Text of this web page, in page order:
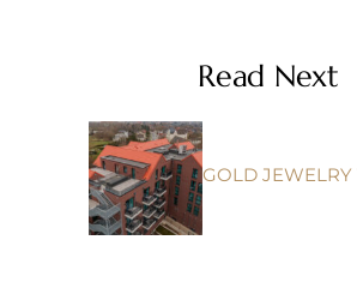
Read Next
GOLD JEWELRY